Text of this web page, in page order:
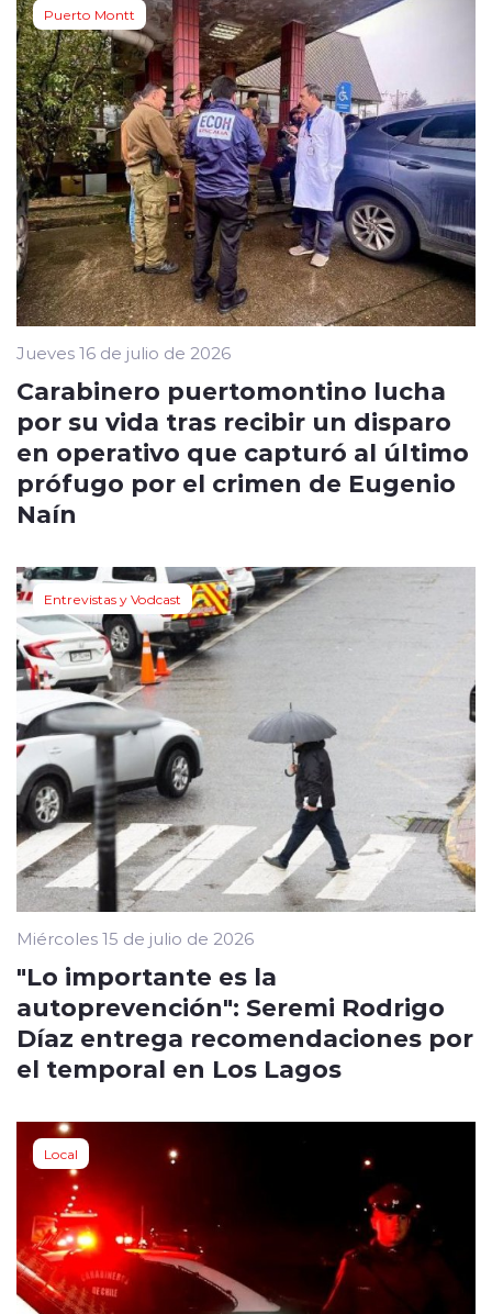
Puerto Montt
Jueves 16 de julio de 2026
Carabinero puertomontino lucha
por su vida tras recibir un disparo
en operativo que capturó al último
prófugo por el crimen de Eugenio
Naín
Entrevistas y Vodcast
Miércoles 15 de julio de 2026
"Lo importante es la
autoprevención": Seremi Rodrigo
Díaz entrega recomendaciones por
el temporal en Los Lagos
Local